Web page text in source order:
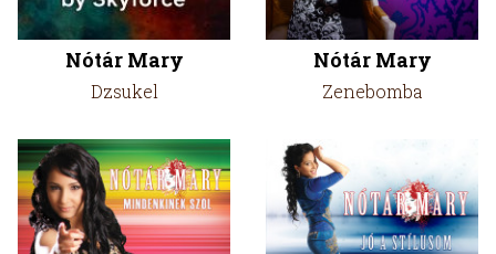
Nótár Mary
Dzsukel
Nótár Mary
Zenebomba